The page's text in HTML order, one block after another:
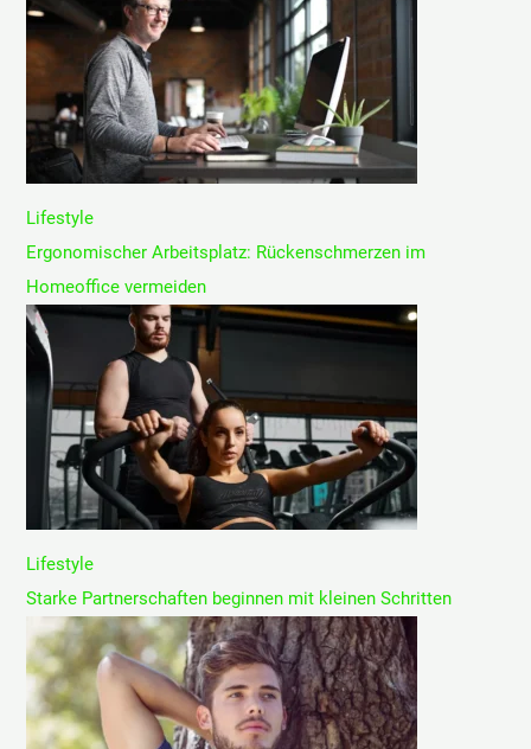
a
c
:
Lifestyle
Ergonomischer Arbeitsplatz: Rückenschmerzen im
Homeoffice vermeiden
Lifestyle
Starke Partnerschaften beginnen mit kleinen Schritten